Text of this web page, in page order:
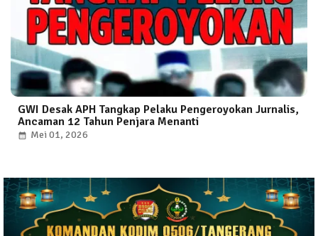
GWI Desak APH Tangkap Pelaku Pengeroyokan Jurnalis,
Ancaman 12 Tahun Penjara Menanti
Mei 01, 2026